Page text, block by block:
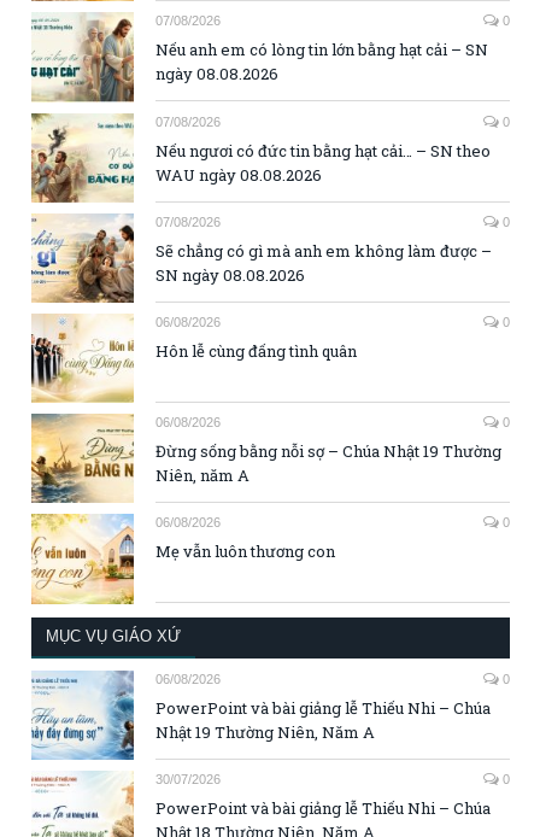
07/08/2026 0
Nếu anh em có lòng tin lớn bằng hạt cải – SN
ngày 08.08.2026
07/08/2026 0
Nếu ngươi có đức tin bằng hạt cải… – SN theo
WAU ngày 08.08.2026
07/08/2026 0
Sẽ chẳng có gì mà anh em không làm được –
SN ngày 08.08.2026
06/08/2026 0
Hôn lễ cùng đấng tình quân
06/08/2026 0
Đừng sống bằng nỗi sợ – Chúa Nhật 19 Thường
Niên, năm A
06/08/2026 0
Mẹ vẫn luôn thương con
MỤC VỤ GIÁO XỨ
06/08/2026 0
PowerPoint và bài giảng lễ Thiếu Nhi – Chúa
Nhật 19 Thường Niên, Năm A
30/07/2026 0
PowerPoint và bài giảng lễ Thiếu Nhi – Chúa
Nhật 18 Thường Niên, Năm A